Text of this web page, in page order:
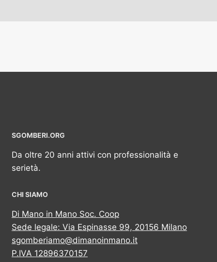
SGOMBERI.ORG
Da oltre 20 anni attivi con professionalità e
serietà.
CHI SIAMO
Di Mano in Mano Soc. Coop
Sede legale: Via Espinasse 99, 20156 Milano
sgomberiamo@dimanoinmano.it
P.IVA 12896370157